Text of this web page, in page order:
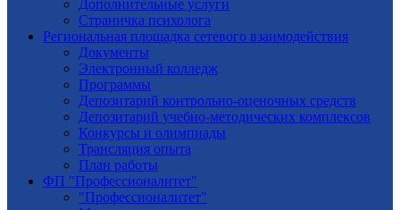
Дополнительные услуги
Страничка психолога
Региональная площадка сетевого взаимодействия
Документы
Электронный колледж
Программы
Депозитарий контрольно-оценочных средств
Депозитарий учебно-методических комплексов
Конкурсы и олимпиады
Трансляция опыта
План работы
ФП "Профессионалитет"
"Профессионалитет"